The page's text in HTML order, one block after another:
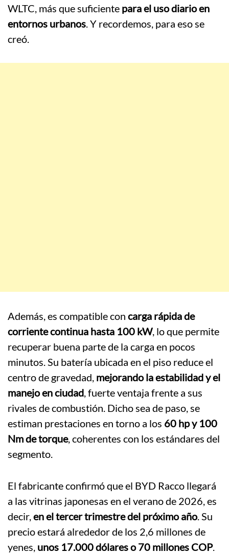
WLTC, más que suficiente para el uso diario en
entornos urbanos. Y recordemos, para eso se
creó.
Además, es compatible con carga rápida de
corriente continua hasta 100 kW, lo que permite
recuperar buena parte de la carga en pocos
minutos. Su batería ubicada en el piso reduce el
centro de gravedad, mejorando la estabilidad y el
manejo en ciudad, fuerte ventaja frente a sus
rivales de combustión. Dicho sea de paso, se
estiman prestaciones en torno a los 60 hp y 100
Nm de torque, coherentes con los estándares del
segmento.
El fabricante confirmó que el BYD Racco llegará
a las vitrinas japonesas en el verano de 2026, es
decir,en el tercer trimestre del próximo año. Su
precio estará alrededor de los 2,6 millones de
yenes, unos 17.000 dólares o 70 millones COP.